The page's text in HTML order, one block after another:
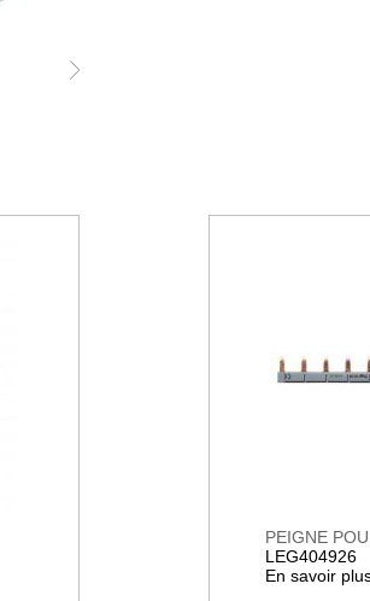
PEIGNE
LEG404926
En savoir